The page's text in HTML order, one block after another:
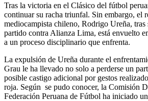
Tras la victoria en el Clásico del fútbol
continuar su racha triunfal. Sin embargo, el
mediocampista chileno, Rodrigo Ureña, tras
partido contra Alianza Lima, está envuelto
a un proceso disciplinario que enfrenta.
La expulsión de Ureña durante el
Grau le ha llevado no solo a perderse un
posible castigo adicional por gestos
roja. Según se pudo conocer, la Comisión
Federación Peruana de Fútbol ha iniciado